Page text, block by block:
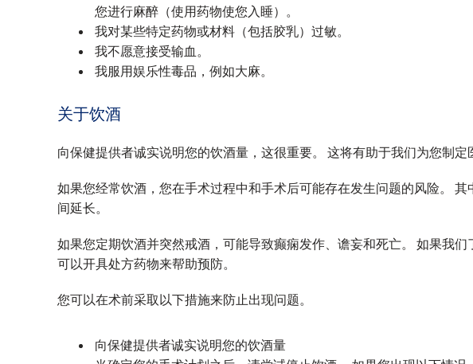
您进行麻醉（使用药物使您入睡）。
我对某些特定药物或材料（包括胶乳）过敏。
我不愿意接受输血。
我服用娱乐性毒品，例如大麻。
关于饮酒
向保健提供者诚实说明您的饮酒量，这很重要。 这将有助于我们为您制定
如果您经常饮酒，您在手术过程中和手术后可能存在发生问题的风险。
间延长。
如果您定期饮酒并突然戒酒，可能导致癫痫发作、谵妄和死亡。 如果我
可以开具处方药物来帮助预防。
您可以在术前采取以下措施来防止出现问题。
向保健提供者诚实说明您的饮酒量